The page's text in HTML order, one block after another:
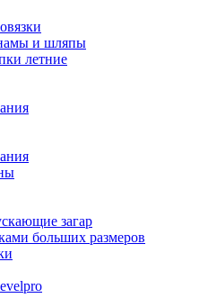
и шляпы
летние
загар
больших размеров